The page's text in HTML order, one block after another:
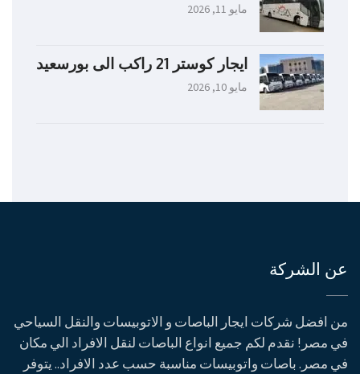
مايو 11, 2026
ايجار كوستر 21 راكب الى بورسعيد
مايو 10, 2026
عن الشركة
من افضل شركات ايجار الباصات و الاتوبيسات والنقل السياحي
في مصر! نقدم لكم جميع انواع الباصات لنقل الافراد الي مكان
في مصر. باصات واتوبيسات مناسبة حسب عدد الافراد.. يتوفر